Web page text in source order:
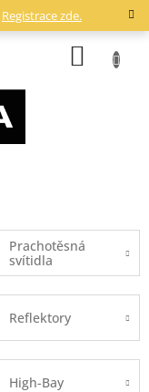
Registrace zde.
Prachotěsná
svítidla
Reflektory
High-Bay